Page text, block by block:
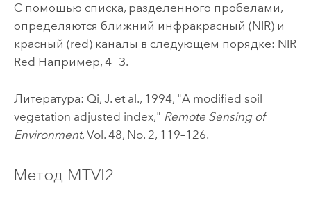
С помощью списка, разделенного пробелами,
определяются ближний инфракрасный (NIR) и
красный (red) каналы в следующем порядке: NIR
Red Например, 4 3.
Литература: Qi, J. et al., 1994, "A modified soil
vegetation adjusted index," Remote Sensing of
Environment, Vol. 48, No. 2, 119–126.
Метод MTVI2